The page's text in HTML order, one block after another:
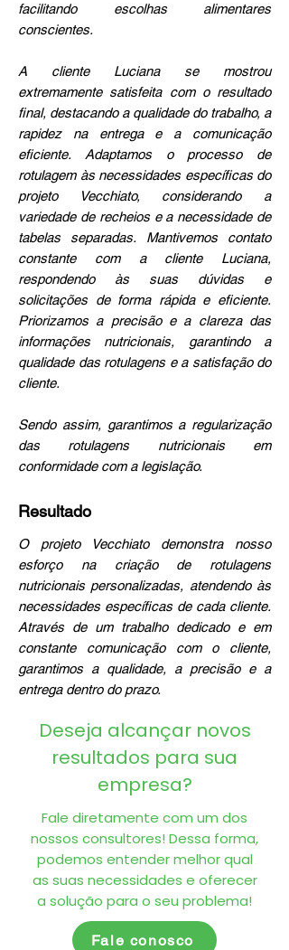
facilitando escolhas alimentares
conscientes.
A cliente Luciana se mostrou
extremamente satisfeita com o resultado
final, destacando a qualidade do trabalho, a
rapidez na entrega e a comunicação
eficiente. Adaptamos o processo de
rotulagem às necessidades específicas do
projeto Vecchiato, considerando a
variedade de recheios e a necessidade de
tabelas separadas. Mantivemos contato
constante com a cliente Luciana,
respondendo às suas dúvidas e
solicitações de forma rápida e eficiente.
Priorizamos a precisão e a clareza das
informações nutricionais, garantindo a
qualidade das rotulagens e a satisfação do
cliente.
Sendo assim, garantimos a regularização
das rotulagens nutricionais em
conformidade com a legislação.
Resultado
O projeto Vecchiato demonstra nosso
esforço na criação de rotulagens
nutricionais personalizadas, atendendo às
necessidades específicas de cada cliente.
Através de um trabalho dedicado e em
constante comunicação com o cliente,
garantimos a qualidade, a precisão e a
entrega dentro do prazo.
Deseja alcançar novos
resultados para sua
empresa?
Fale diretamente com um dos
nossos consultores! Dessa forma,
podemos entender melhor qual
as suas necessidades e oferecer
a solução para o seu problema!
Fale conosco